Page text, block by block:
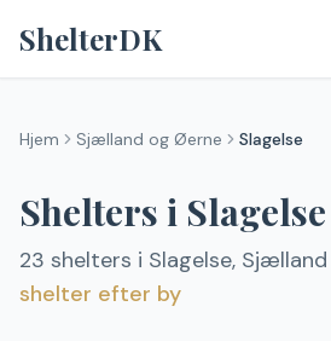
ShelterDK
Hjem Sjælland og Øerne Slagelse
Shelters i Slagelse
23 shelters i Slagelse,
shelter efter by